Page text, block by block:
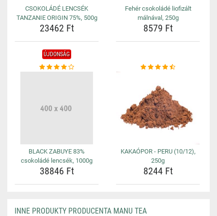
CSOKOLÁDÉ LENCSÉK
TANZANIE ORIGIN 75%, 500g
23462 Ft
Fehér csokoládé liofizált
málnával, 250g
8579 Ft
ÚJDONSÁG
BLACK ZABUYE 83%
csokoládé lencsék, 1000g
38846 Ft
KAKAÓPOR - PERU (10/12),
250g
8244 Ft
INNE PRODUKTY PRODUCENTA MANU TEA